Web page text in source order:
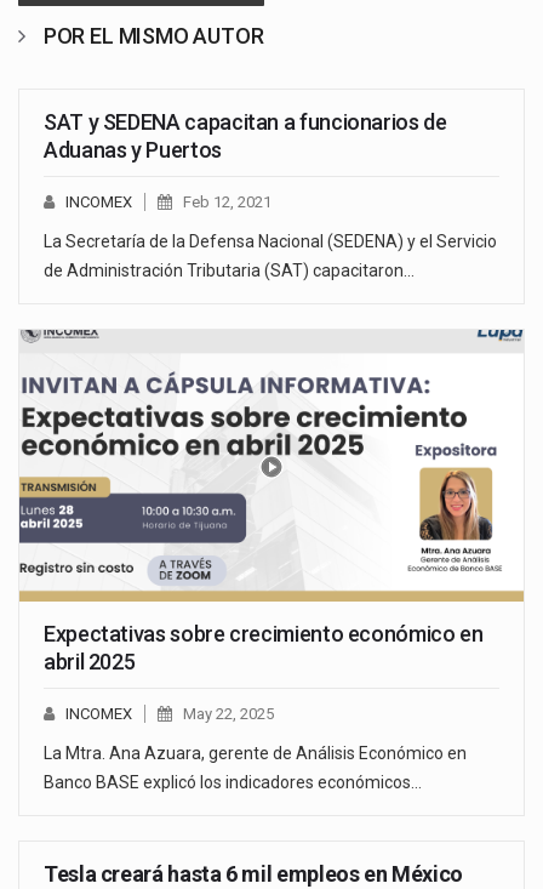
POR EL MISMO AUTOR
SAT y SEDENA capacitan a funcionarios de
Aduanas y Puertos
INCOMEX Feb 12, 2021
La Secretaría de la Defensa Nacional (SEDENA) y el Servicio
de Administración Tributaria (SAT) capacitaron…
Expectativas sobre crecimiento económico en
abril 2025
INCOMEX May 22, 2025
La Mtra. Ana Azuara, gerente de Análisis Económico en
Banco BASE explicó los indicadores económicos…
Tesla creará hasta 6 mil empleos en México